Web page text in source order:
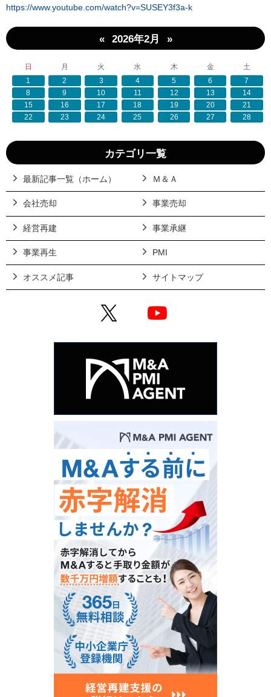
https://www.youtube.com/watch?v=SUSEY3f3a-k
« 2026年2月 »
日 月 火 水 木 金
土
1
2 3 4 5 6
7
8
9 10 11 12 13
14
15
16 17 18 19 20
21
22
23 24 25 26 27 28
カテゴリ一覧
最新記事一覧（ホーム） Ｍ＆Ａ
会社売却 事業売却
経営再建 事業承継
事業再生 PMI
オススメ記事 サイトマップ
X